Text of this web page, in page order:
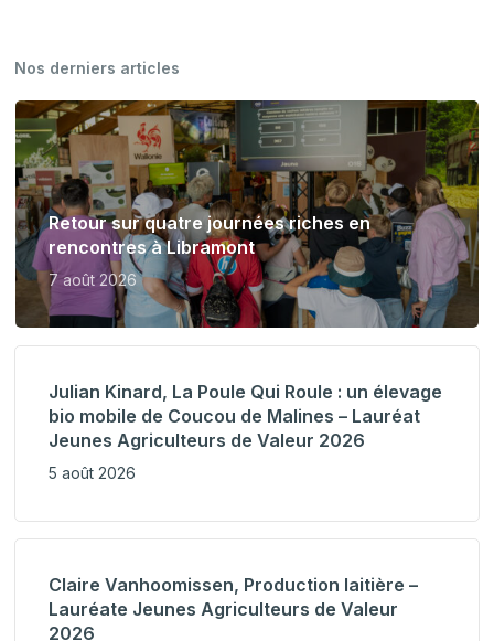
Nos derniers articles
Retour sur quatre journées riches en
rencontres à Libramont
7 août 2026
Julian Kinard, La Poule Qui Roule : un élevage
bio mobile de Coucou de Malines – Lauréat
Jeunes Agriculteurs de Valeur 2026
5 août 2026
Claire Vanhoomissen, Production laitière –
Lauréate Jeunes Agriculteurs de Valeur
2026